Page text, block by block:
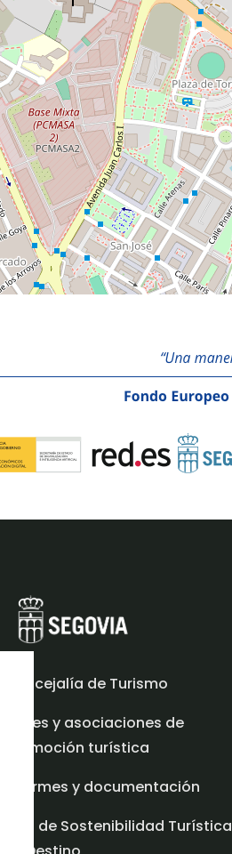
Concejalía de Turismo
Redes y asociaciones de
promoción turística
Informes y documentación
Plan de Sostenibilidad Turística